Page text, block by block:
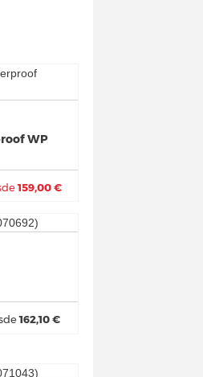
WP
159,00 €
162,10 €